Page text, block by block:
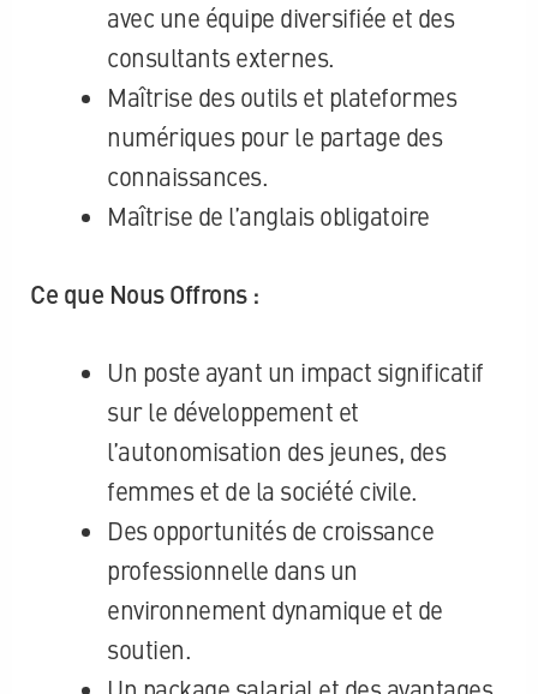
avec une équipe diversifiée et des
consultants externes.
Maîtrise des outils et plateformes
numériques pour le partage des
connaissances.
Maîtrise de l’anglais obligatoire
Ce que Nous Offrons :
Un poste ayant un impact significatif
sur le développement et
l’autonomisation des jeunes, des
femmes et de la société civile.
Des opportunités de croissance
professionnelle dans un
environnement dynamique et de
soutien.